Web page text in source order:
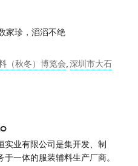
家珍，滔滔不绝
（秋冬）博览会,深圳市大石
实业有限公司是集开发、制
一体的服装辅料生产厂商。